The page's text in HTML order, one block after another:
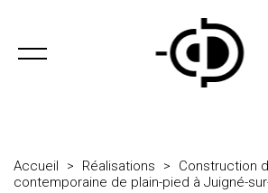
Accueil > Réalisations >
Construction
contemporaine de plain-pied à Juigné-